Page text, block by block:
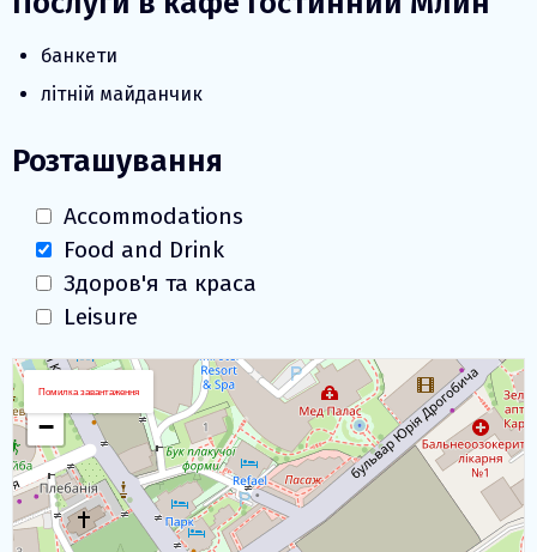
банкети
літній майданчик
Розташування
Accommodations
Food and Drink
Здоров'я та краса
Leisure
Завантаження карти
+
−
Помилка завантаження